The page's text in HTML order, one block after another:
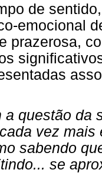
de
emocional
prazerosa,
a questão da
vez
sabendo
se